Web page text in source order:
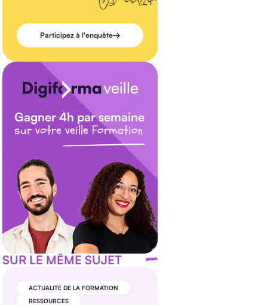
Participez à l'enquête
Gagner 4h par semaine
sur votre veille Formation
SUR LE MÊME SUJET
ACTUALITÉ DE LA FORMATION
RESSOURCES